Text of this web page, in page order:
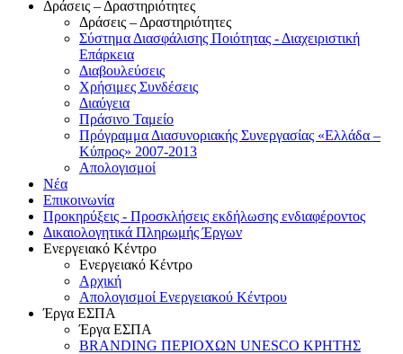
Δράσεις – Δραστηριότητες
Δράσεις – Δραστηριότητες
Σύστημα Διασφάλισης Ποιότητας - Διαχειριστική
Επάρκεια
Διαβουλεύσεις
Χρήσιμες Συνδέσεις
Διαύγεια
Πράσινο Ταμείο
Πρόγραμμα Διασυνοριακής Συνεργασίας «Ελλάδα –
Κύπρος» 2007-2013
Aπολογισμοί
Νέα
Επικοινωνία
Προκηρύξεις - Προσκλήσεις εκδήλωσης ενδιαφέροντος
Δικαιολογητικά Πληρωμής Έργων
Ενεργειακό Κέντρο
Ενεργειακό Κέντρο
Αρχική
Απολογισμοί Ενεργειακού Κέντρου
Έργα ΕΣΠΑ
Έργα ΕΣΠΑ
BRANDING ΠΕΡΙΟΧΩΝ UNESCO ΚΡΗΤΗΣ